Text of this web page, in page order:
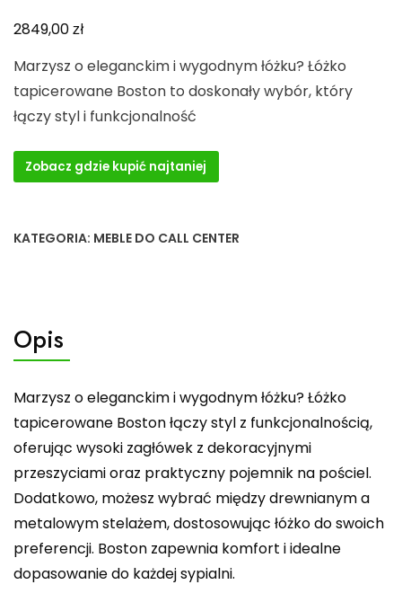
2849,00zł
Marzysz o eleganckim i wygodnym łóżku? Łóżko
tapicerowane Boston to doskonały wybór, który
łączy styl i funkcjonalność
Zobacz gdzie kupić najtaniej
KATEGORIA: MEBLE DO CALL CENTER
Opis
Marzysz o eleganckim i wygodnym łóżku? Łóżko
tapicerowane Boston łączy styl z funkcjonalnością,
oferując wysoki zagłówek z dekoracyjnymi
przeszyciami oraz praktyczny pojemnik na pościel.
Dodatkowo, możesz wybrać między drewnianym a
metalowym stelażem, dostosowując łóżko do swoich
preferencji. Boston zapewnia komfort i idealne
dopasowanie do każdej sypialni.